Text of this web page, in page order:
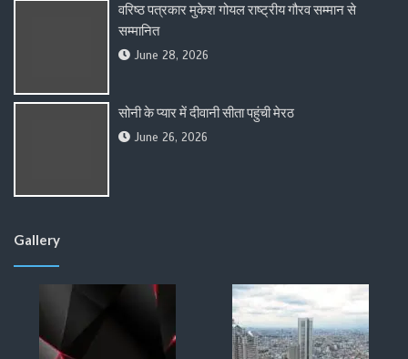
वरिष्ठ पत्रकार मुकेश गोयल राष्ट्रीय गौरव सम्मान से
सम्मानित
June 28, 2026
सोनी के प्यार में दीवानी सीता पहुंची मेरठ
June 26, 2026
Gallery